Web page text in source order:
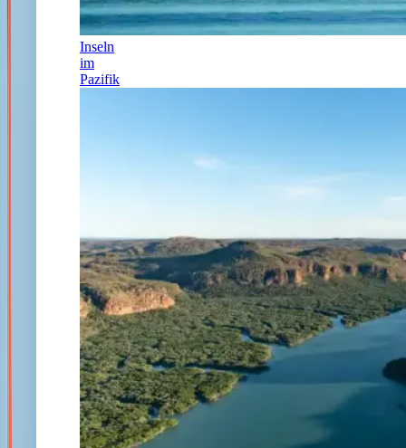
Inseln
im
Pazifik